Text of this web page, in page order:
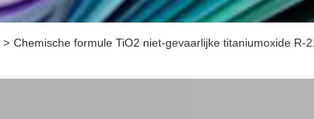
> Chemische formule TiO2 niet-gevaarlijke titaniumoxide R-